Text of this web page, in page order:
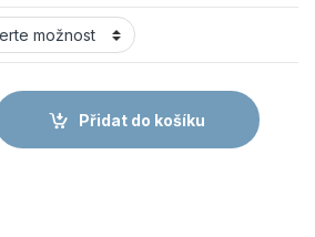
Nepromokavá prodyšná softshellová
Přidat do košíku